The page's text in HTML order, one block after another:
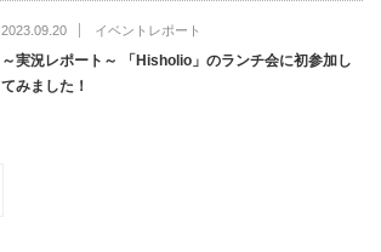
2023.09.20 イベントレポート
～実況レポート～ 「Hisholio」のランチ会に初参加し
てみました！